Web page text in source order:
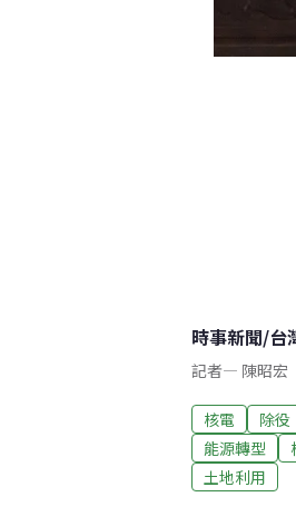
時事新聞/台
記者— 陳昭宏
核電 除役
能源轉型
土地利用